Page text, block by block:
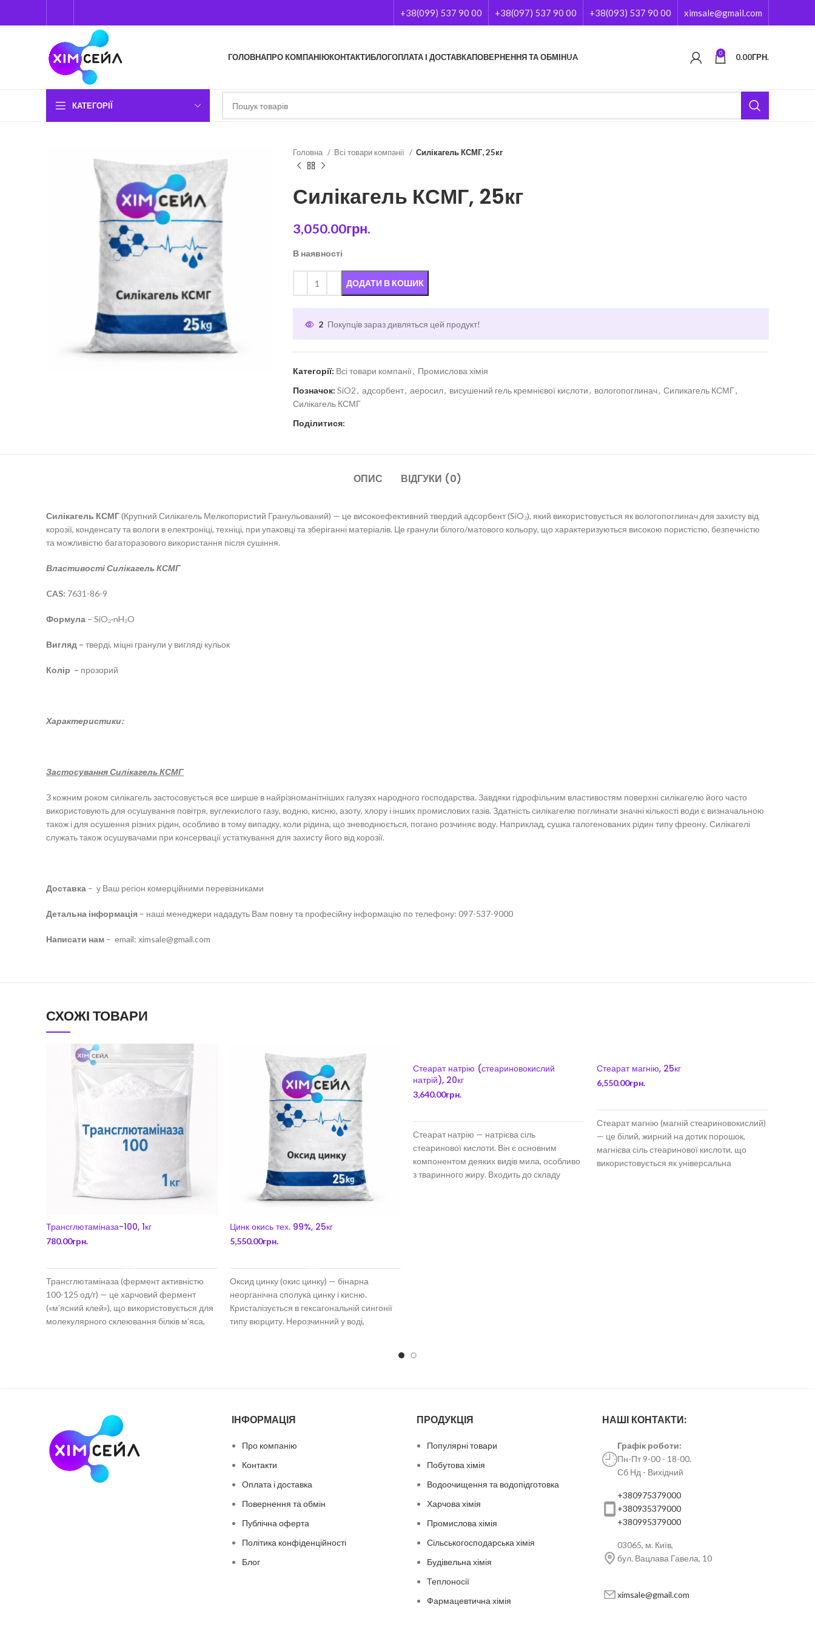
+38(099) 537 90 00 +38(097) 537 90 00 +38(093) 537 90 00 ximsale@gmail.com
ГОЛОВНАПРО КОМПАНІЮКОНТАКТИБЛОГОПЛАТА І ДОСТАВКАПОВЕРНЕННЯ ТА ОБМІНUA 0 0.00ГРН.
КАТЕГОРІЇ
Головна Всі товари компанії Силікагель КСМГ, 25кг
Силікагель КСМГ, 25кг
3,050.00грн.
В наявності
ДОДАТИ В КОШИК
2 Покупців зараз дивляться цей продукт!
Категорії: Всі товари компанії, Промислова хімія
Позначок: SiO2, адсорбент, аеросил, висушений гель кремнієвої кислоти, вологопоглинач, Силикагель КСМГ,
Силікагель КСМГ
Поділитися:
ОПИС ВІДГУКИ (0)
Силікагель КСМГ(Крупний Силікагель Мелкопористий Гранульований) — це високоефективний твердий адсорбент (SiO₂), який використовується як вологопоглинач для захисту від
корозії, конденсату та вологи в електроніці, техніці, при упаковці та зберіганні матеріалів. Це гранули білого/матового кольору, що характеризуються високою пористістю, безпечністю
та можливістю багаторазового використання після сушіння.
ВластивостіСилікагель КСМГ
CAS: 7631-86-9
Формула – SiO₂·nH₂O
Вигляд – тверді, міцні гранули у вигляді кульок
Колір – прозорий
Характеристики:
Застосування Силікагель КСМГ
З кожним роком силікагель застосовується все ширше в найрізноманітніших галузях народного господарства. Завдяки гідрофільним властивостям поверхні силікагелю його часто
використовують для осушування повітря, вуглекислого газу, водню, кисню, азоту, хлору і інших промислових газів. Здатність силікагелю поглинати значні кількості води є визначальною
також і для осушення різних рідин, особливо в тому випадку, коли рідина, що зневоднюється, погано розчиняє воду. Наприклад, сушка галогенованих рідин типу фреону. Силікагелі
служать також осушувачами при консервації устаткування для захисту його від корозії.
Доставка – у Ваш регіон комерційними перевізниками
Детальна інформація – наші менеджери нададуть Вам повну та професійну інформацію по телефону: 097-537-9000
Написати нам – email: ximsale@gmail.com
СХОЖІ ТОВАРИ
Трансглютаміназа-100, 1кг
780.00грн.
Трансглютаміназа (фермент активністю
100-125 од/г) — це харчовий фермент
(«м’ясний клей»), що використовується для
молекулярного склеювання білків м’яса,
Цинк окись тех. 99%, 25кг
5,550.00грн.
Оксид цинку (окис цинку) — бінарна
неорганічна сполука цинку і кисню.
Кристалізується в гексагональній сингонії
типу вюрциту. Нерозчинний у воді,
Стеарат натрію (стеариновокислий
натрій), 20кг
3,640.00грн.
Стеарат натрію — натрієва сіль
стеаринової кислоти. Він є основним
компонентом деяких видів мила, особливо
з тваринного жиру. Входить до складу
Стеарат магнію, 25кг
6,550.00грн.
Стеарат магнію (магній стеариновокислий)
— це білий, жирний на дотик порошок,
магнієва сіль стеаринової кислоти, що
використовується як універсальна
ІНФОРМАЦІЯ
Про компанію
Контакти
Оплата і доставка
Повернення та обмін
Публічна оферта
Політика конфіденційності
Блог
ПРОДУКЦІЯ
Популярні товари
Побутова хімія
Водоочищення та водопідготовка
Харчова хімія
Промислова хімія
Сільськогосподарська хімія
Будівельна хімія
Теплоносії
Фармацевтична хімія
НАШІ КОНТАКТИ:
Графік роботи:
Пн-Пт 9-00 - 18-00.
Сб Нд - Вихідний
+380975379000
+380935379000
+380995379000
03065, м. Київ,
бул. Вацлава Гавела, 10
ximsale@gmail.com